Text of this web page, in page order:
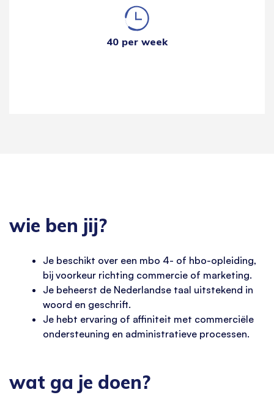
40 per week
wie ben jij?
Je beschikt over een mbo 4- of hbo-opleiding,
bij voorkeur richting commercie of marketing.
Je beheerst de Nederlandse taal uitstekend in
woord en geschrift.
Je hebt ervaring of affiniteit met commerciële
ondersteuning en administratieve processen.
wat ga je doen?